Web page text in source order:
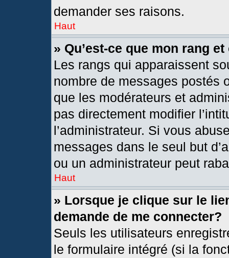
demander ses raisons.
Haut
» Qu’est-ce que mon rang
Les rangs qui apparaissent
nombre de messages postés
que les modérateurs et
pas directement modifier
l’administrateur. Si vous
messages dans le seul but
ou un administrateur peut
Haut
» Lorsque je clique sur le
demande de me connecter?
Seuls les utilisateurs
le formulaire intégré (si la